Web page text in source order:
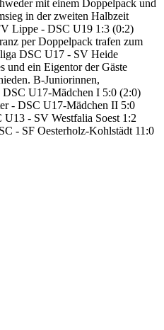
mit einem Doppelpack und
in der zweiten Halbzeit
Lippe - DSC U19 1:3 (0:2)
per Doppelpack trafen zum
DSC U17 - SV Heide
und ein Eigentor der Gäste
B-Juniorinnen,
U17-Mädchen I 5:0 (2:0)
- DSC U17-Mädchen II 5:0
- SV Westfalia Soest 1:2
- SF Oesterholz-Kohlstädt 11:0